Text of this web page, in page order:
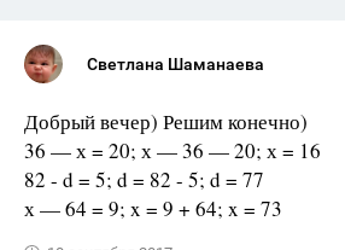
Светлана Шаманаева
Добрый вечер) Решим конечно)
36 — х = 20; х — 36 — 20; х = 16
82 - d = 5; d = 82 - 5; d = 77
х — 64 = 9; x = 9 + 64; x = 73